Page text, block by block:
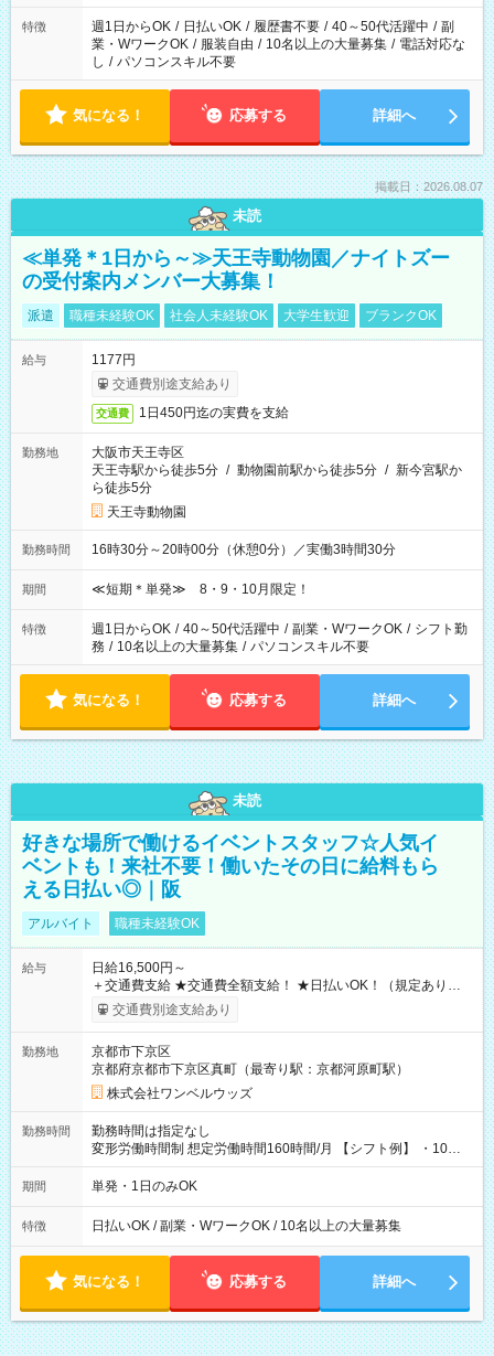
フト！
特徴 週1日からOK / 日払いOK / 履歴書不要 / 40～50代活躍中 / 副
業・WワークOK / 服装自由 / 10名以上の大量募集 / 電話対応な
し / パソコンスキル不要
気になる！ 応募する 詳細へ
掲載日：2026.08.07
未読
≪単発＊1日から～≫天王寺動物園／ナイトズー
の受付案内メンバー大募集！
派遣 職種未経験OK 社会人未経験OK 大学生歓迎 ブランクOK
給与
1177円
交通費別途支給あり
交通費 1日450円迄の実費を支給
勤務地
大阪市天王寺区
天王寺駅から徒歩5分 / 動物園前駅から徒歩5分 / 新今宮駅か
ら徒歩5分
天王寺動物園
勤務時間 16時30分～20時00分（休憩0分）／実働3時間30分
期間 ≪短期＊単発≫ 8・9・10月限定！
特徴 週1日からOK / 40～50代活躍中 / 副業・WワークOK / シフト勤
務 / 10名以上の大量募集 / パソコンスキル不要
気になる！ 応募する 詳細へ
未読
好きな場所で働けるイベントスタッフ☆人気イ
ベントも！来社不要！働いたその日に給料もら
える日払い◎｜阪
アルバイト 職種未経験OK
給与
日給16,500円～
＋交通費支給 ★交通費全額支給！ ★日払いOK！（規定あり） ┗
働いたその日に現金GET♪ お仕事後はコンビニATMから 日払
交通費別途支給あり
勤務地
京都市下京区
京都府京都市下京区真町（最寄り駅：京都河原町駅）
株式会社ワンベルウッズ
勤務時間
勤務時間は指定なし
変形労働時間制 想定労働時間160時間/月 【シフト例】 ・10：
00～20：00
期間 単発・1日のみOK
特徴 日払いOK / 副業・WワークOK / 10名以上の大量募集
気になる！ 応募する 詳細へ